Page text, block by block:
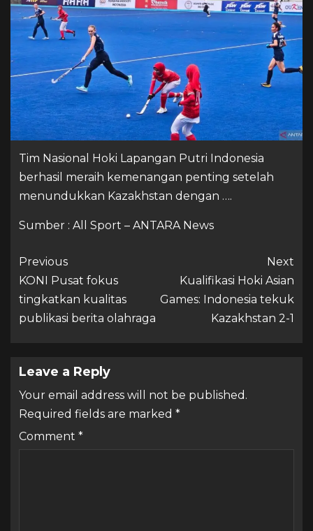
Tim Nasional Hoki Lapangan Putri Indonesia
berhasil meraih kemenangan penting setelah
menundukkan Kazakhstan dengan ….
Sumber : All Sport – ANTARA News
Previous
KONI Pusat fokus
tingkatkan kualitas
publikasi berita olahraga
Next
Kualifikasi Hoki Asian
Games: Indonesia tekuk
Kazakhstan 2-1
Leave a Reply
Your email address will not be published.
Required fields are marked *
Comment *